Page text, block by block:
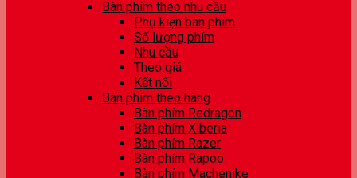
Bàn phím theo nhu cầu
Phụ kiện bàn phím
Số lượng phím
Nhu cầu
Theo giá
Kết nối
Bàn phím theo hãng
Bàn phím Redragon
Bàn phím Xiberia
Bàn phím Razer
Bàn phím Rapoo
Bàn phím Machenike